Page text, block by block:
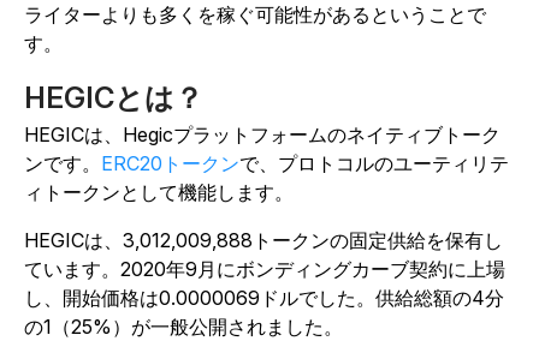
ライターよりも多くを稼ぐ可能性があるということで
す。
HEGICとは？
HEGICは、Hegicプラットフォームのネイティブトーク
ンです。 ERC20トークンで、プロトコルのユーティリテ
ィトークンとして機能します。
HEGICは、3,012,009,888トークンの固定供給を保有し
ています。2020年9月にボンディングカーブ契約に上場
し、開始価格は0.0000069ドルでした。供給総額の4分
の1（25%）が一般公開されました。